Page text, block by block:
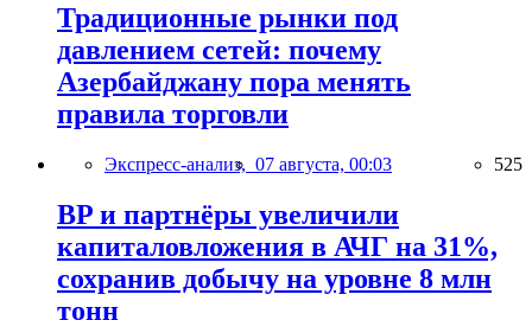
Традиционные рынки под
давлением сетей: почему
Азербайджану пора менять
правила торговли
Экспресс-анализ, 07 августа, 00:03 525
BP и партнёры увеличили
капиталовложения в АЧГ на 31%,
сохранив добычу на уровне 8 млн
тонн